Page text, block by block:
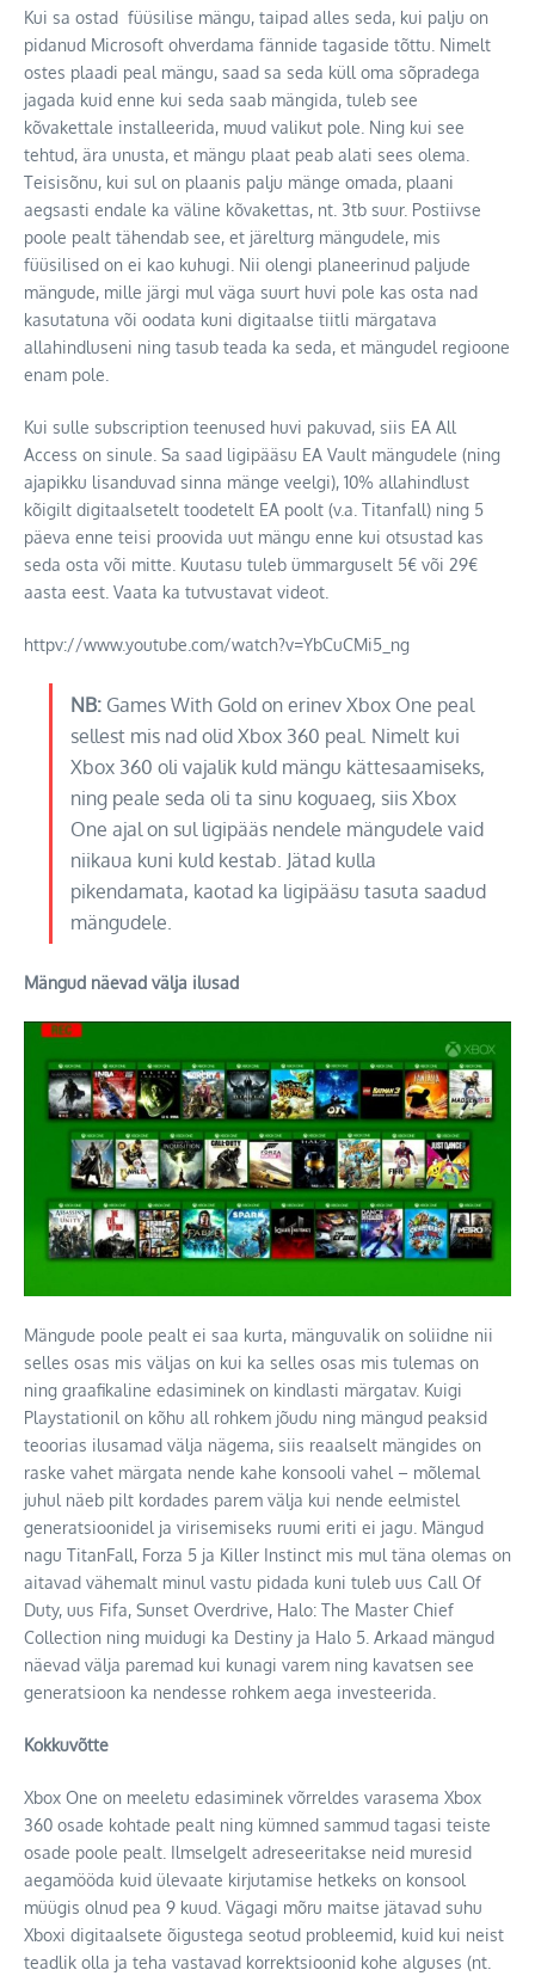
Kui sa ostad füüsilise mängu, taipad alles seda, kui palju on
pidanud Microsoft ohverdama fännide tagaside tõttu. Nimelt
ostes plaadi peal mängu, saad sa seda küll oma sõpradega
jagada kuid enne kui seda saab mängida, tuleb see
kõvakettale installeerida, muud valikut pole. Ning kui see
tehtud, ära unusta, et mängu plaat peab alati sees olema.
Teisisõnu, kui sul on plaanis palju mänge omada, plaani
aegsasti endale ka väline kõvakettas, nt. 3tb suur. Postiivse
poole pealt tähendab see, et järelturg mängudele, mis
füüsilised on ei kao kuhugi. Nii olengi planeerinud paljude
mängude, mille järgi mul väga suurt huvi pole kas osta nad
kasutatuna või oodata kuni digitaalse tiitli märgatava
allahindluseni ning tasub teada ka seda, et mängudel regioone
enam pole.
Kui sulle subscription teenused huvi pakuvad, siis EA All
Access on sinule. Sa saad ligipääsu EA Vault mängudele (ning
ajapikku lisanduvad sinna mänge veelgi), 10% allahindlust
kõigilt digitaalsetelt toodetelt EA poolt (v.a. Titanfall) ning 5
päeva enne teisi proovida uut mängu enne kui otsustad kas
seda osta või mitte. Kuutasu tuleb ümmarguselt 5€ või 29€
aasta eest. Vaata ka tutvustavat videot.
httpv://www.youtube.com/watch?v=YbCuCMi5_ng
NB: Games With Gold on erinev Xbox One peal
sellest mis nad olid Xbox 360 peal. Nimelt kui
Xbox 360 oli vajalik kuld mängu kättesaamiseks,
ning peale seda oli ta sinu koguaeg, siis Xbox
One ajal on sul ligipääs nendele mängudele vaid
niikaua kuni kuld kestab. Jätad kulla
pikendamata, kaotad ka ligipääsu tasuta saadud
mängudele.
Mängud näevad välja ilusad
Mängude poole pealt ei saa kurta, mänguvalik on soliidne nii
selles osas mis väljas on kui ka selles osas mis tulemas on
ning graafikaline edasiminek on kindlasti märgatav. Kuigi
Playstationil on kõhu all rohkem jõudu ning mängud peaksid
teoorias ilusamad välja nägema, siis reaalselt mängides on
raske vahet märgata nende kahe konsooli vahel – mõlemal
juhul näeb pilt kordades parem välja kui nende eelmistel
generatsioonidel ja virisemiseks ruumi eriti ei jagu. Mängud
nagu TitanFall, Forza 5 ja Killer Instinct mis mul täna olemas on
aitavad vähemalt minul vastu pidada kuni tuleb uus Call Of
Duty, uus Fifa, Sunset Overdrive, Halo: The Master Chief
Collection ning muidugi ka Destiny ja Halo 5. Arkaad mängud
näevad välja paremad kui kunagi varem ning kavatsen see
generatsioon ka nendesse rohkem aega investeerida.
Kokkuvõtte
Xbox One on meeletu edasiminek võrreldes varasema Xbox
360 osade kohtade pealt ning kümned sammud tagasi teiste
osade poole pealt. Ilmselgelt adreseeritakse neid muresid
aegamööda kuid ülevaate kirjutamise hetkeks on konsool
müügis olnud pea 9 kuud. Vägagi mõru maitse jätavad suhu
Xboxi digitaalsete õigustega seotud probleemid, kuid kui neist
teadlik olla ja teha vastavad korrektsioonid kohe alguses (nt.